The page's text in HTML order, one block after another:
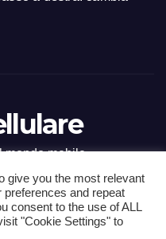
mondo mobile
Newsup diThemeansar
give you the most relevant
and repeat
consent to the use of ALL
"Cookie Settings" to